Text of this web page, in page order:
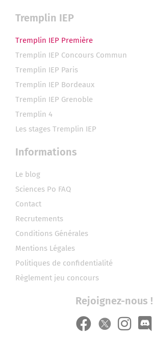
Tremplin IEP
Tremplin IEP Première
Tremplin IEP Concours Commun
Tremplin IEP Paris
Tremplin IEP Bordeaux
Tremplin IEP Grenoble
Tremplin 4
Les stages Tremplin IEP
Informations
Le blog
Sciences Po FAQ
Contact
Recrutements
Conditions Générales
Mentions Légales
Politiques de confidentialité
Règlement jeu concours
Rejoignez-nous !